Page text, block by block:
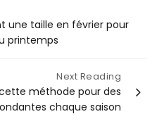
une taille en février pour
printemps
Next Reading
méthode pour des
chaque saison